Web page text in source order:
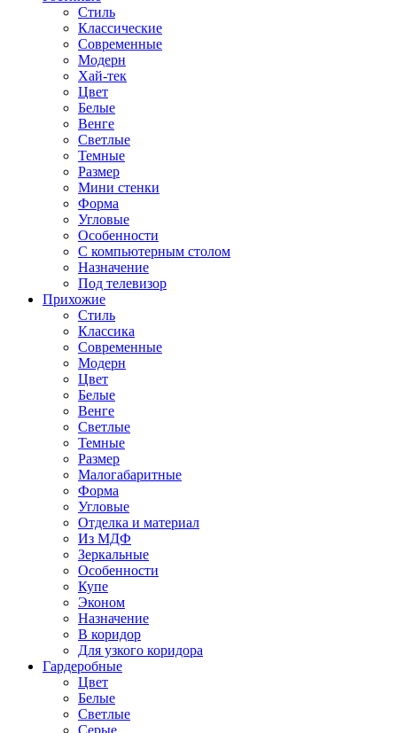
Стиль
Классические
Современные
Модерн
Хай-тек
Цвет
Белые
Венге
Светлые
Темные
Размер
Мини стенки
Форма
Угловые
Особенности
С компьютерным столом
Назначение
Под телевизор
Прихожие
Стиль
Классика
Современные
Модерн
Цвет
Белые
Венге
Светлые
Темные
Размер
Малогабаритные
Форма
Угловые
Отделка и материал
Из МДФ
Зеркальные
Особенности
Купе
Эконом
Назначение
В коридор
Для узкого коридора
Гардеробные
Цвет
Белые
Светлые
Серые